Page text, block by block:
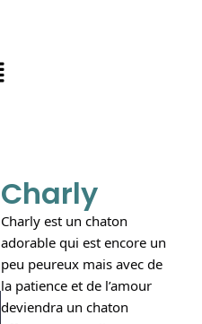
Charly
Charly est un chaton
adorable qui est encore un
peu peureux mais avec de
la patience et de l’amour
deviendra un chaton